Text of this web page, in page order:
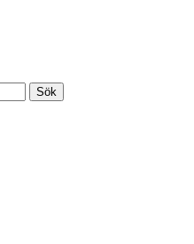
Sök